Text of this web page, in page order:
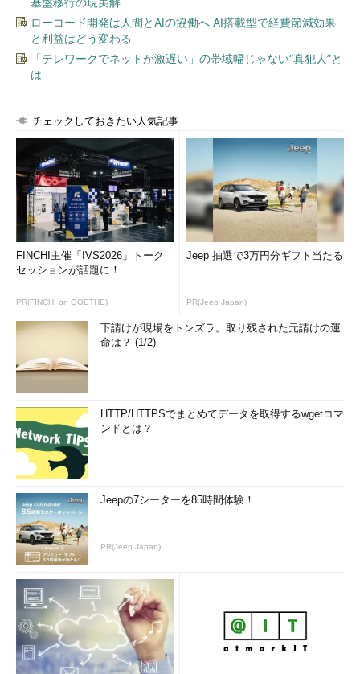
USB 3.x Standard-B（スタンダードB）
→ USB 3.x Standard-B（スタンダードB）コネクターの解説ペ
ージへ
USB 3.x Standard-B（スタンダードB）のコネクター
USB 3.x Micro-B（マイクロB）
→ USB 3.x Micro-B（マイクロB）コネクターの解説ページへ
ローコード開発は人間とAIの協働へ AI搭載型で経費節減効果
と利益はどう変わる
「テレワークでネットが激遅い」の帯域幅じゃない“真犯人”と
は
チェックしておきたい人気記事
FINCHI主催「IVS2026」トーク
セッションが話題に！
PR(FINCHI on GOETHE)
Jeep 抽選で3万円分ギフト当たる
PR(Jeep Japan)
下請けが現場をトンズラ。取り残された元請けの運
命は？ (1/2)
HTTP/HTTPSでまとめてデータを取得するwgetコマ
ンドとは？
Jeepの7シーターを85時間体験！
PR(Jeep Japan)